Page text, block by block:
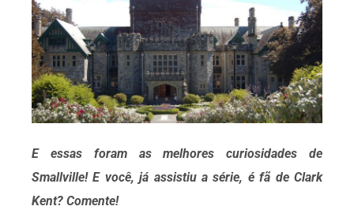
E essas foram as melhores curiosidades de
Smallville! E você, já assistiu a série, é fã de Clark
Kent? Comente!